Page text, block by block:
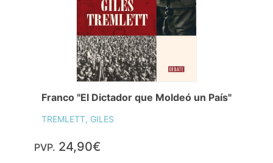
Franco "El Dictador que Moldeó un País"
TREMLETT, GILES
PVP. 24,90€